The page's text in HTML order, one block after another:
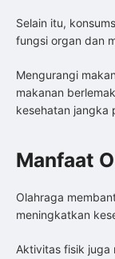
Selain itu,
fungsi organ dan
Mengurangi
makanan
kesehatan jangka
Manfaat
Olahraga
meningkatkan
Aktivitas fisik juga